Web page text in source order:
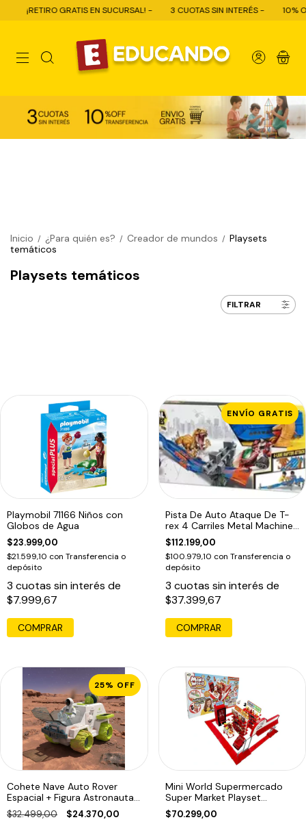
EN SUCURSAL! - 3 CUOTAS SIN INTERÉS - 10% OFF CON
0
Inicio / ¿Para quién es? / Creador de mundos / Playsets
temáticos
Playsets temáticos
FILTRAR
Playmobil 71166 Niños con
Globos de Agua
$23.999,00
$21.599,10 con Transferencia o
depósito
3 cuotas sin interés de
$7.999,67
COMPRAR
ENVÍO GRATIS
Pista De Auto Ataque De T-
rex 4 Carriles Metal Machines
Amarillo
$112.199,00
$100.979,10 con Transferencia o
depósito
3 cuotas sin interés de
$37.399,67
25% OFF
Cohete Nave Auto Rover
Espacial + Figura Astronauta
Espacio
$32.499,00 $24.370,00
Mini World Supermercado
Super Market Playset
Sorpresa
$70.299,00